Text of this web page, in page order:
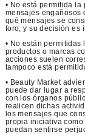
• No está permitida
mensajes engañosos
qué mensajes se
foro, y su decisión es
• No están
productos o marcas
acciones suelen
tampoco está
• Beauty Market
puede dar lugar a
con los órganos
realicen dichas
los mensajes que
propia iniciativa
puedan sentirse